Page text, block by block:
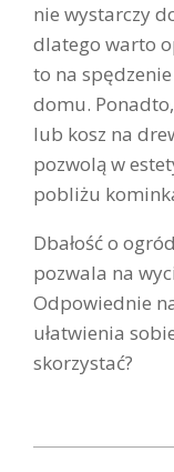
nie wystarczy
dlatego warto
to na
domu.
lub kosz na
pozwolą w
pobliżu
Dbałość o
pozwala na
Odpowiednie
ułatwienia
skorzystać?